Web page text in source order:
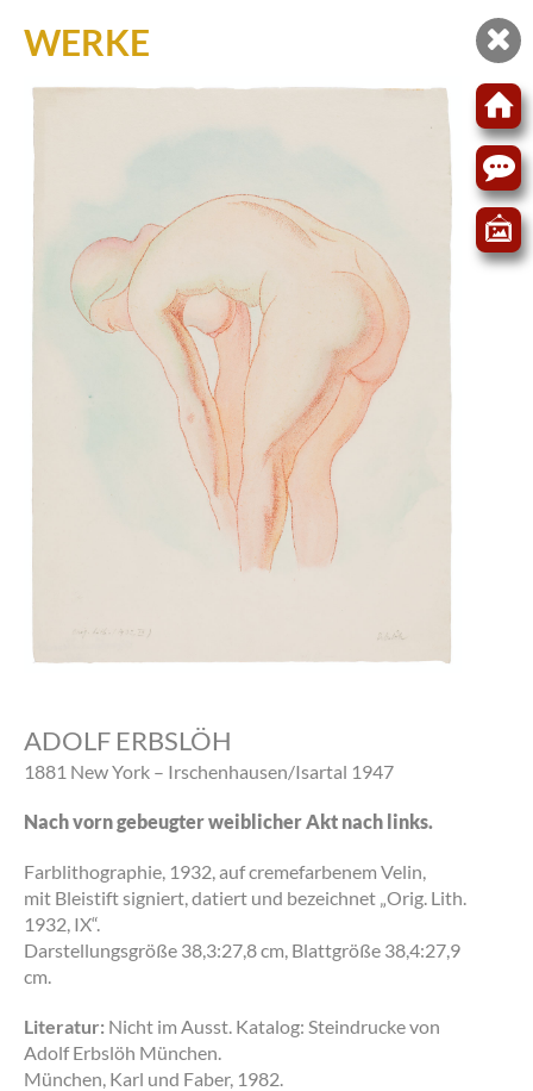
WERKE
ADOLF ERBSLÖH
1881 New York – Irschenhausen/Isartal 1947
Nach vorn gebeugter weiblicher Akt nach links.
Farblithographie, 1932, auf cremefarbenem Velin,
mit Bleistift signiert, datiert und bezeichnet „Orig. Lith.
1932, IX“.
Darstellungsgröße 38,3:27,8 cm, Blattgröße 38,4:27,9
cm.
Literatur: Nicht im Ausst. Katalog: Steindrucke von
Adolf Erbslöh München.
München, Karl und Faber, 1982.